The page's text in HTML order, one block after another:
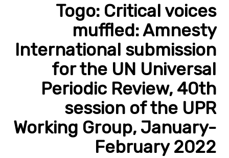
Togo: Critical voices
muffled: Amnesty
International submission
for the UN Universal
Periodic Review, 40th
session of the UPR
Working Group, January-
February 2022